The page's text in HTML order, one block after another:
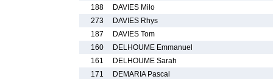
188
DAVIES Milo
273
DAVIES Rhys
187
DAVIES Tom
160
DELHOUME Emmanuel
161
DELHOUME Sarah
171
DEMARIA Pascal